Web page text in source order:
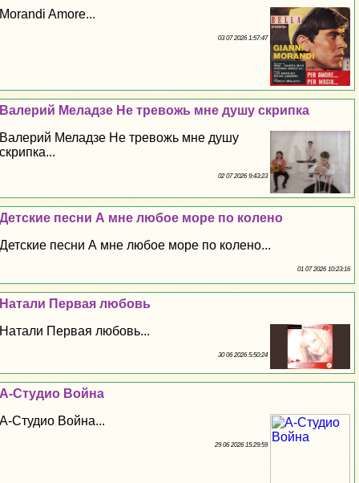
Morandi Amore...
03 07 2026 1:57:47
Валерий Меладзе Не тревожь мне душу скрипка
Валерий Меладзе Не тревожь мне душу
скрипка...
02 07 2026 9:43:23
Детские песни А мне любое море по колено
Детские песни А мне любое море по колено...
01 07 2026 10:23:16
Натали Первая любовь
Натали Первая любовь...
30 06 2026 5:50:24
А-Студио Война
А-Студио Война...
29 06 2026 15:29:59